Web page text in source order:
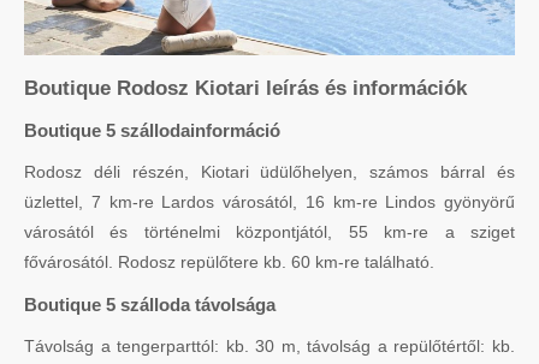
Boutique Rodosz Kiotari leírás és információk
Boutique 5 szállodainformáció
Rodosz déli részén, Kiotari üdülőhelyen, számos bárral és
üzlettel, 7 km-re Lardos városától, 16 km-re Lindos gyönyörű
városától és történelmi központjától, 55 km-re a sziget
fővárosától. Rodosz repülőtere kb. 60 km-re található.
Boutique 5 szálloda távolsága
Távolság a tengerparttól: kb. 30 m, távolság a repülőtértől: kb.